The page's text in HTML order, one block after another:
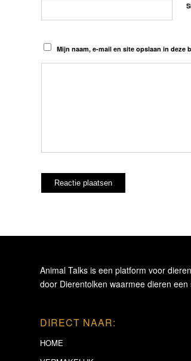
Mijn naam, e-mail en site opslaan in deze
Animal Talks is een platform voor
door Dierentolken waarmee dieren een
DIRECT NAAR:
HOME